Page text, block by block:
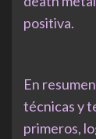
positiva.
En
técnicas y
primeros,